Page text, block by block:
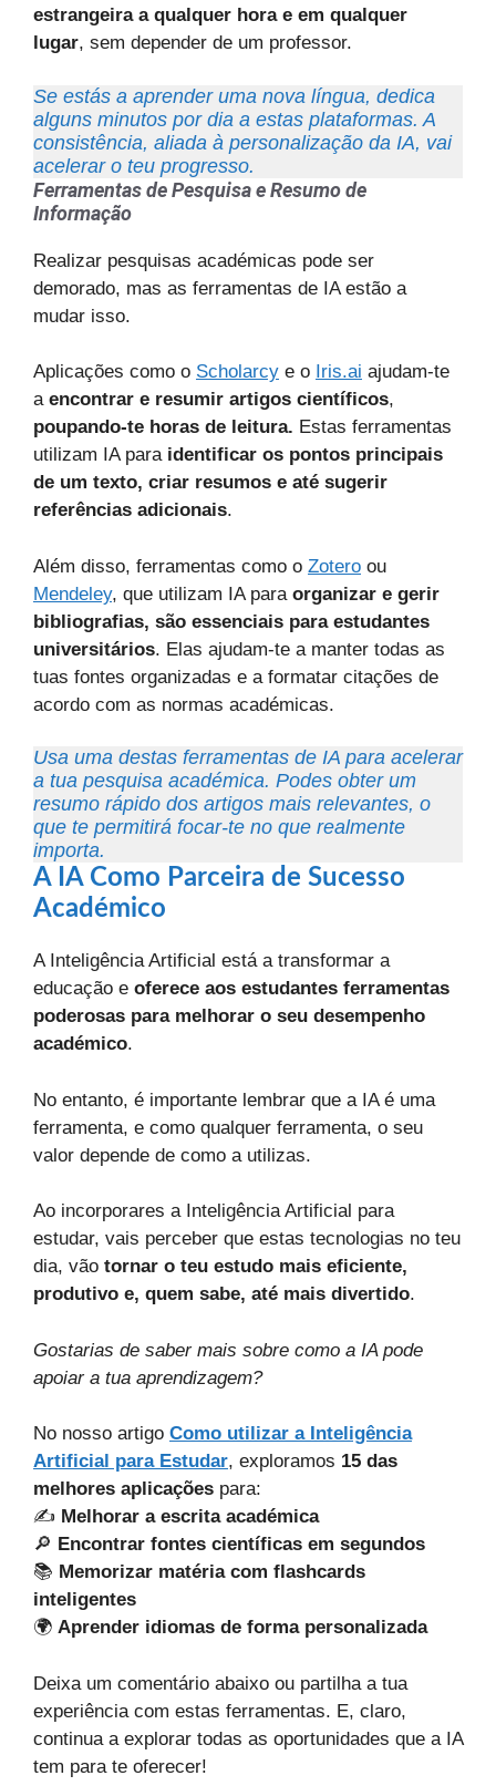
estrangeira a qualquer hora e em qualquer
lugar, sem depender de um professor.
Se estás a aprender uma nova língua, dedica
alguns minutos por dia a estas plataformas. A
consistência, aliada à personalização da IA, vai
acelerar o teu progresso.
Ferramentas de Pesquisa e Resumo de
Informação
Realizar pesquisas académicas pode ser
demorado, mas as ferramentas de IA estão a
mudar isso.
Aplicações como o Scholarcy e o Iris.ai ajudam-te
a encontrar e resumir artigos científicos,
poupando-te horas de leitura. Estas ferramentas
utilizam IA paraidentificar os pontos principais
de um texto, criar resumos e até sugerir
referências adicionais.
Além disso, ferramentas como o Zotero ou
Mendeley, que utilizam IA para organizar e gerir
bibliografias, são essenciais para estudantes
universitários. Elas ajudam-te a manter todas as
tuas fontes organizadas e a formatar citações de
acordo com as normas académicas.
Usa uma destas ferramentas de IA para acelerar
a tua pesquisa académica. Podes obter um
resumo rápido dos artigos mais relevantes, o
que te permitirá focar-te no que realmente
importa.
A IA Como Parceira de Sucesso
Académico
A Inteligência Artificial está a transformar a
educação e oferece aos estudantes ferramentas
poderosas para melhorar o seu desempenho
académico.
No entanto, é importante lembrar que a IA é uma
ferramenta, e como qualquer ferramenta, o seu
valor depende de como a utilizas.
Ao incorporares a Inteligência Artificial para
estudar, vais perceber que estas tecnologias no teu
dia, vão tornar o teu estudo mais eficiente,
produtivo e, quem sabe, até mais divertido.
Gostarias de saber mais sobre como a IA pode
apoiar a tua aprendizagem?
No nosso artigo Como utilizar a Inteligência
Artificial para Estudar, exploramos 15 das
melhores aplicações para:
✍️ Melhorar a escrita académica
🔎 Encontrar fontes científicas em segundos
📚 Memorizar matéria com flashcards
inteligentes
🌍 Aprender idiomas de forma personalizada
Deixa um comentário abaixo ou partilha a tua
experiência com estas ferramentas. E, claro,
continua a explorar todas as oportunidades que a IA
tem para te oferecer!